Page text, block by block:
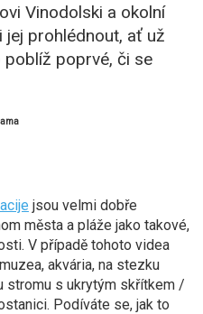
Vinodolski a okolní
prohlédnout, ať už
poblíž poprvé, či se
jsou velmi dobře
města a pláže jako takové,
V případě tohoto videa
akvária, na stezku
stromu s ukrytým skřítkem /
Podíváte se, jak to